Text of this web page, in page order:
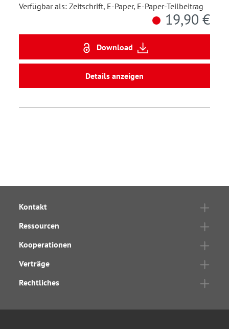
Verfügbar als: Zeitschrift, E-Paper, E-Paper-Teilbeitrag
19,90 €
Download
Details anzeigen
Kontakt
Ressourcen
Kooperationen
Verträge
Rechtliches